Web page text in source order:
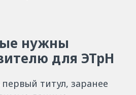
нужны
для ЭТрН
титул, заранее